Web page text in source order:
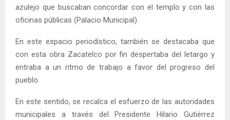
azulejo que buscaban concordar con el templo y con las
oficinas públicas (Palacio Municipal).
En este espacio periodístico, también se destacaba que
con esta obra Zacatelco por fin despertaba del letargo y
entraba a un ritmo de trabajo a favor del progreso del
pueblo.
En este sentido, se recalca el esfuerzo de las autoridades
municipales a través del Presidente Hilario Gutiérrez